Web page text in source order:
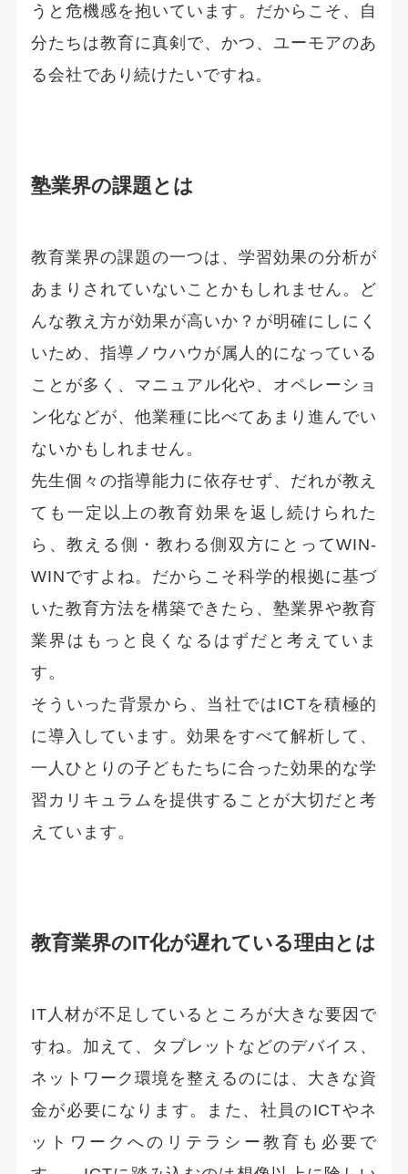
うと危機感を抱いています。だからこそ、自
分たちは教育に真剣で、かつ、ユーモアのあ
る会社であり続けたいですね。
塾業界の課題とは
教育業界の課題の一つは、学習効果の分析が
あまりされていないことかもしれません。ど
んな教え方が効果が高いか？が明確にしにく
いため、指導ノウハウが属人的になっている
ことが多く、マニュアル化や、オペレーショ
ン化などが、他業種に比べてあまり進んでい
ないかもしれません。
先生個々の指導能力に依存せず、だれが教え
ても一定以上の教育効果を返し続けられた
ら、教える側・教わる側双方にとってWIN-
WINですよね。だからこそ科学的根拠に基づ
いた教育方法を構築できたら、塾業界や教育
業界はもっと良くなるはずだと考えていま
す。
そういった背景から、当社ではICTを積極的
に導入しています。効果をすべて解析して、
一人ひとりの子どもたちに合った効果的な学
習カリキュラムを提供することが大切だと考
えています。
教育業界のIT化が遅れている理由とは
IT人材が不足しているところが大きな要因で
すね。加えて、タブレットなどのデバイス、
ネットワーク環境を整えるのには、大きな資
金が必要になります。また、社員のICTやネ
ットワークへのリテラシー教育も必要で